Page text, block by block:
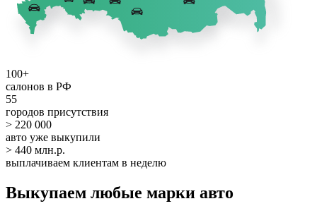
100+
салонов в РФ
55
городов присутствия
> 220 000
авто уже выкупили
> 440 млн.р.
выплачиваем клиентам в неделю
Выкупаем любые марки авто